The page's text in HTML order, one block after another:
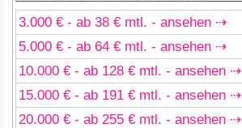
3.000 € - ab 38 € mtl. - ansehen ⇢
5.000 € - ab 64 € mtl. - ansehen ⇢
10.000 € - ab 128 € mtl. - ansehen ⇢
15.000 € - ab 191 € mtl. - ansehen ⇢
20.000 € - ab 255 € mtl. - ansehen ⇢